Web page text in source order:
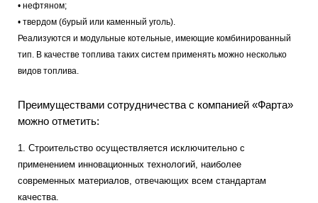
• нефтяном;
• твердом (бурый или каменный уголь).
Реализуются и модульные котельные, имеющие комбинированный
тип. В качестве топлива таких систем применять можно несколько
видов топлива.
Преимуществами сотрудничества с компанией «Фарта»
можно отметить:
1. Строительство осуществляется исключительно с
применением инновационных технологий, наиболее
современных материалов, отвечающих всем стандартам
качества.